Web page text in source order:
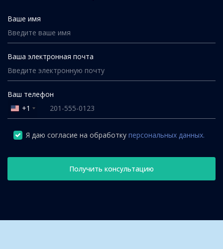
Ваше имя
Ваша электронная почта
Ваш телефон
United
States
+1
+1
Я даю согласие на обработку персональных данных.
Получить консультацию